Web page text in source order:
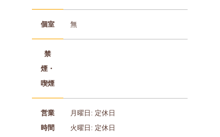
個室 無
禁
煙・
喫煙
営業
時間
月曜日: 定休日
火曜日: 定休日